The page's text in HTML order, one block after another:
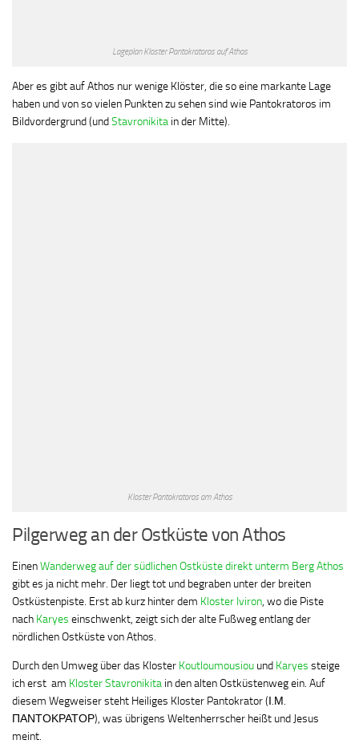
Lageplan Kloster Pantokratoros auf Athos
Aber es gibt auf Athos nur wenige Klöster, die so eine markante Lage
haben und von so vielen Punkten zu sehen sind wie Pantokratoros im
Bildvordergrund (undStavronikita in der Mitte).
Kloster Pantokratoros am Athos
Pilgerweg an der Ostküste von Athos
EinenWanderweg auf der südlichen Ostküste direkt unterm Berg Athos
gibt es ja nicht mehr. Der liegt tot und begraben unter der breiten
Ostküstenpiste. Erst ab kurz hinter dem Kloster Iviron, wo die Piste
nach Karyes einschwenkt, zeigt sich der alte Fußweg entlang der
nördlichen Ostküste von Athos.
Durch den Umweg über das Kloster Koutloumousiou und Karyes steige
ich erst am Kloster Stavronikita in den alten Ostküstenweg ein. Auf
diesem Wegweiser steht Heiliges Kloster Pantokrator (Ι.Μ.
ΠΑΝΤΟΚΡΑΤΟΡ), was übrigens Weltenherrscher heißt und Jesus
meint.